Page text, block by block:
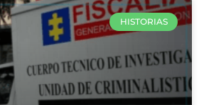
HISTORIAS